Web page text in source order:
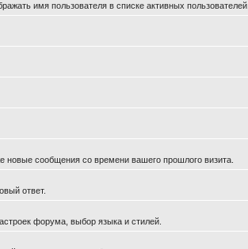
имя пользователя в списке активных пользователей.
новые сообщения со времени вашего прошлого визита.
ответ.
форума, выбор языка и стилей.